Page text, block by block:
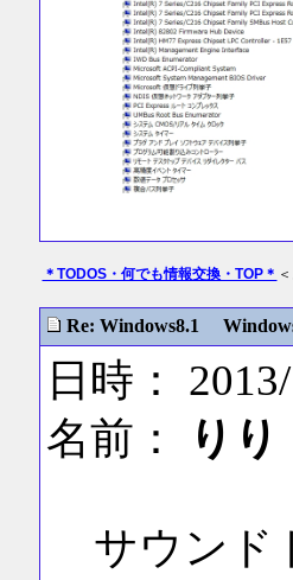
＊TODOS・何でも情報交換・TOP＊
Re: Windows8.1
日時：
名前：
りり
サウンド